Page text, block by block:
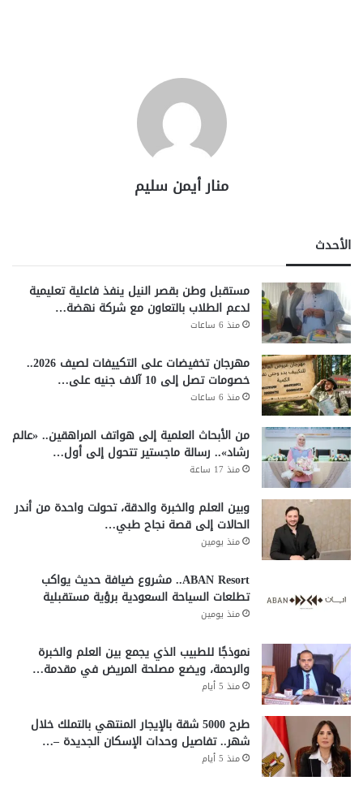
منار أيمن سليم
الأحدث
مستقبل وطن بقصر النيل ينفذ فاعلية تعليمية
لدعم الطلاب بالتعاون مع شركة نهضة…
منذ 6 ساعات
مهرجان تخفيضات على التكييفات لصيف 2026..
خصومات تصل إلى 10 آلاف جنيه على…
منذ 6 ساعات
من الأبحاث العلمية إلى هواتف المراهقين.. «عالم
رشاد».. رسالة ماجستير تتحول إلى أول…
منذ 17 ساعة
وبين العلم والخبرة والدقة، تحولت واحدة من أندر
الحالات إلى قصة نجاح طبي…
منذ يومين
ABAN Resort.. مشروع ضيافة حديث يواكب
تطلعات السياحة السعودية برؤية مستقبلية
منذ يومين
نموذجًا للطبيب الذي يجمع بين العلم والخبرة
والرحمة، ويضع مصلحة المريض في مقدمة…
منذ 5 أيام
طرح 5000 شقة بالإيجار المنتهي بالتملك خلال
شهر.. تفاصيل وحدات الإسكان الجديدة –…
منذ 5 أيام